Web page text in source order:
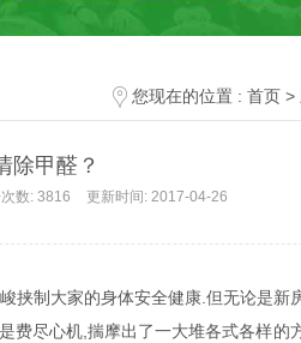
您现在的位置 : 首页 >
除甲醛？
次数:3816 更新时间:2017-04-26
制大家的身体安全健康.但无论是新
费尽心机,揣摩出了一大堆各式各样的